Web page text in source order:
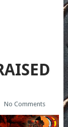
No Comments